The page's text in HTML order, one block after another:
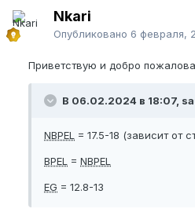
Nkari
Опубликовано 6 февраля,
Приветствую и добро
В 06.02.2024 в 18:07,
NBPEL = 17.5-18 (зависит от
BPEL = NBPEL
EG = 12.8-13